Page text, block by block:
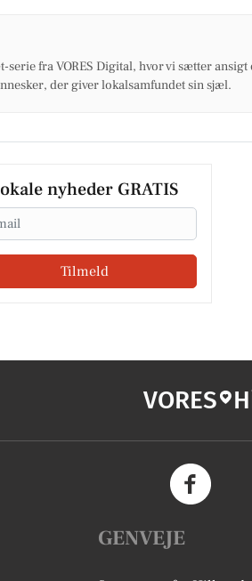
fra VORES Digital, hvor vi sætter ansigt
der giver lokalsamfundet sin sjæl.
nyheder GRATIS
Tilmeld
VORES
GENVEJE